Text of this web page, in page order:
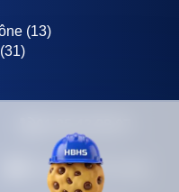
(13)
Envoyer un E-mail